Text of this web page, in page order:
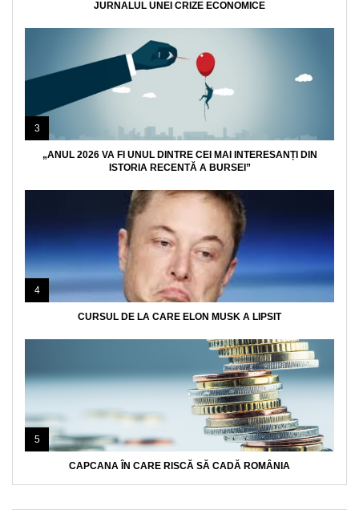
JURNALUL UNEI CRIZE ECONOMICE
3
„ANUL 2026 VA FI UNUL DINTRE CEI MAI INTERESANȚI DIN
ISTORIA RECENTĂ A BURSEI”
4
CURSUL DE LA CARE ELON MUSK A LIPSIT
5
CAPCANA ÎN CARE RISCĂ SĂ CADĂ ROMÂNIA